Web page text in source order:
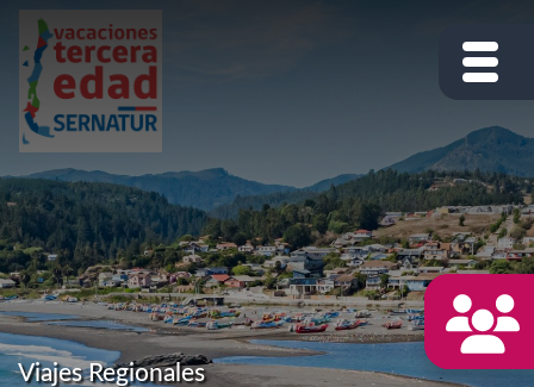
Viajes Regionales